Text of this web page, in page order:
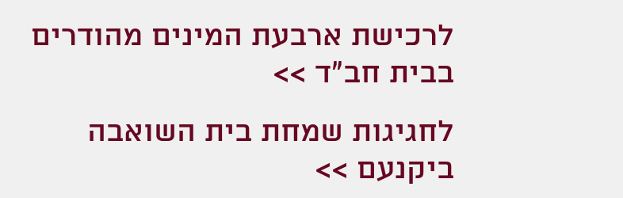
לרכישת ארבעת המינים מהודרים
בבית חב"ד >>
לחגיגות שמחת בית השואבה
ביקנעם >>